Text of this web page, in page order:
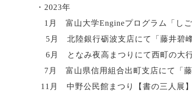
・2023年
1月 富山大学Engineプログラム「し
5月 北陸銀行砺波支店にて「藤井碧
6月 となみ夜高まつりにて西町の大
7月 富山県信用組合出町支店にて「藤
11月 中野公民館まつり【書の三人展